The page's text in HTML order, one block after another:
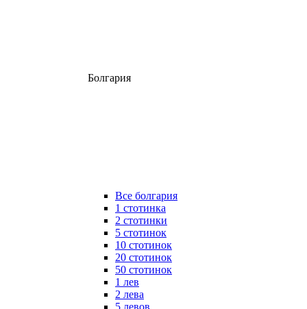
Болгария
Все болгария
1 стотинка
2 стотинки
5 стотинок
10 стотинок
20 стотинок
50 стотинок
1 лев
2 лева
5 левов